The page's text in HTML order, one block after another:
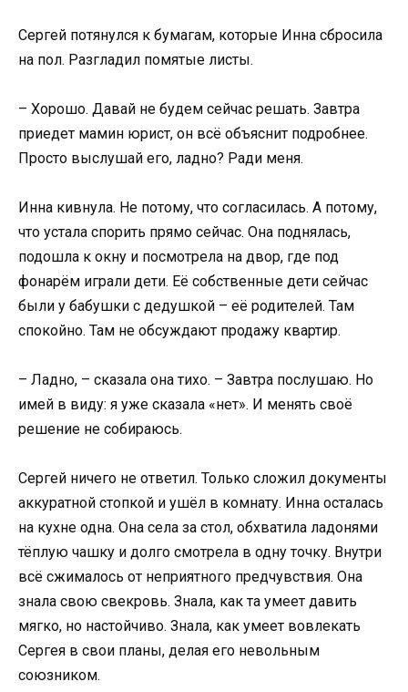
Сергей потянулся к бумагам, которые Инна сбросила
на пол. Разгладил помятые листы.
– Хорошо. Давай не будем сейчас решать. Завтра
приедет мамин юрист, он всё объяснит подробнее.
Просто выслушай его, ладно? Ради меня.
Инна кивнула. Не потому, что согласилась. А потому,
что устала спорить прямо сейчас. Она поднялась,
подошла к окну и посмотрела на двор, где под
фонарём играли дети. Её собственные дети сейчас
были у бабушки с дедушкой – её родителей. Там
спокойно. Там не обсуждают продажу квартир.
– Ладно, – сказала она тихо. – Завтра послушаю. Но
имей в виду: я уже сказала «нет». И менять своё
решение не собираюсь.
Сергей ничего не ответил. Только сложил документы
аккуратной стопкой и ушёл в комнату. Инна осталась
на кухне одна. Она села за стол, обхватила ладонями
тёплую чашку и долго смотрела в одну точку. Внутри
всё сжималось от неприятного предчувствия. Она
знала свою свекровь. Знала, как та умеет давить
мягко, но настойчиво. Знала, как умеет вовлекать
Сергея в свои планы, делая его невольным
союзником.